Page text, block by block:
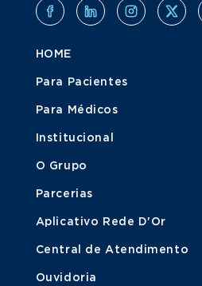
HOME
Para Pacientes
Para Médicos
Institucional
O Grupo
Parcerias
Aplicativo Rede D'Or
Central de Atendimento
Ouvidoria